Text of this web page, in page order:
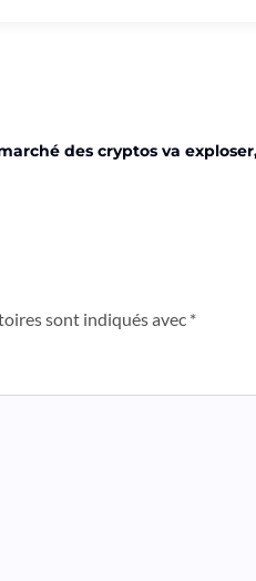
sont indiqués avec *